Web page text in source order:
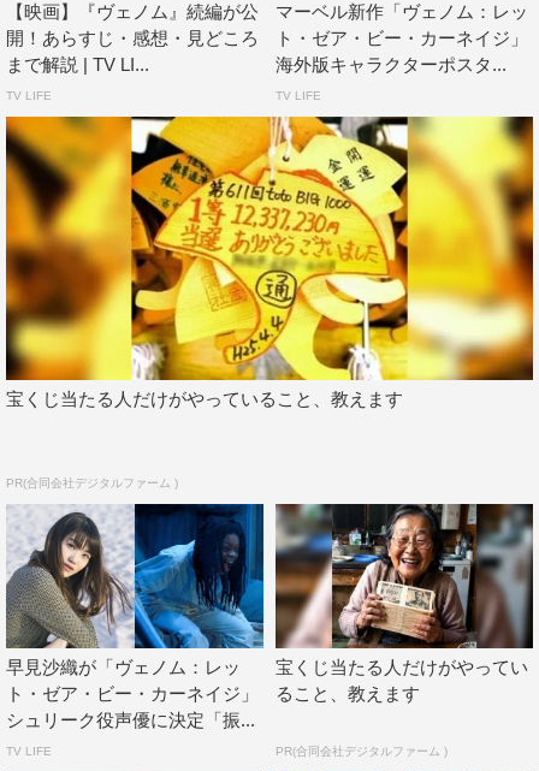
コメント映像のラストでは、北村がサビのワンフレーズを
即興で披露する場面も。矢部、橘、泉の3人もコーラスで
参加し、その場を盛り上げた。さらに、ヴェノム好きな
DISH//の4人が、本作の日本語吹替版主題歌を手掛けたこ
とを記念して、メンバーそれぞれがヴェノムに変身する驚
異の映像も公開。早くもDISH//×ヴェノムが融合し、最強
コラボが実現した。
DISH//メンバーが語る「ヴェノム：レット・ゼ
ア・ビー・カーネイジ」日本版主題歌
【映画】『ヴェノム』続編が公
開！あらすじ・感想・見どころ
まで解説 | TV LI...
TV LIFE
マーベル新作「ヴェノム：レッ
ト・ゼア・ビー・カーネイジ」
海外版キャラクターポスタ...
TV LIFE
宝くじ当たる人だけがやっていること、教えます
PR(合同会社デジタルファーム )
早見沙織が「ヴェノム：レッ
ト・ゼア・ビー・カーネイジ」
シュリーク役声優に決定「振...
TV LIFE
宝くじ当たる人だけがやってい
ること、教えます
PR(合同会社デジタルファーム )